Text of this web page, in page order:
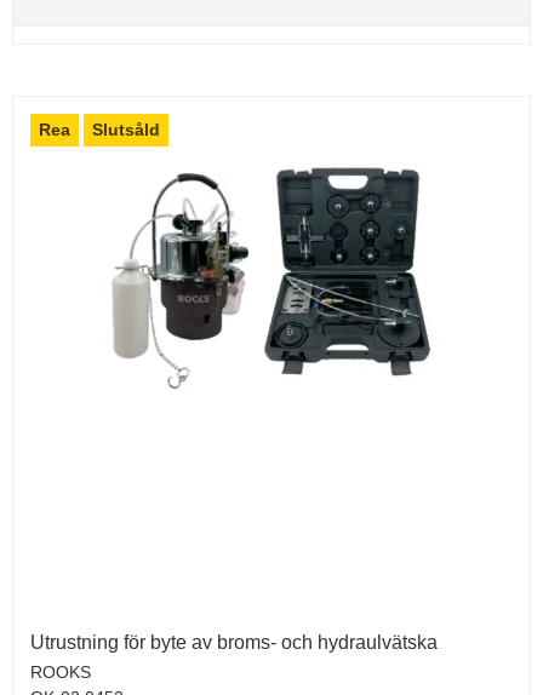
Rea Slutsåld
Utrustning för byte av broms- och hydraulvätska
ROOKS